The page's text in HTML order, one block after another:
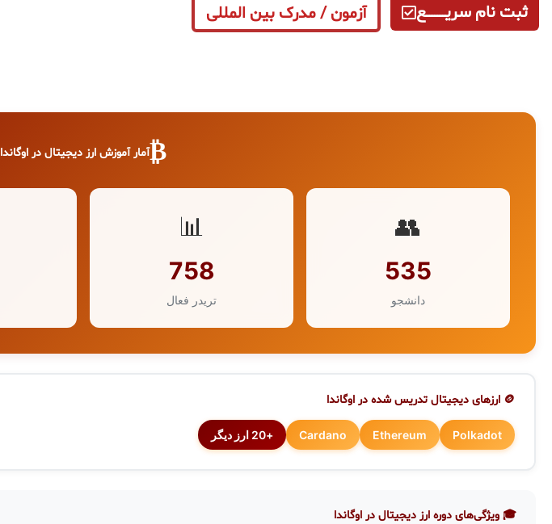
ثبت نام سریــــــــــــع آزمون / مدرک بین المللی
₿آمار آموزش ارز دیجیتال در اوگاندا
👥
535
دانشجو
📊
758
تریدر فعال
🪙 ارزهای دیجیتال تدریس شده در اوگاندا
Polkadot
Ethereum
Cardano +20 ارز دیگر
🎓 ویژگی‌های دوره ارز دیجیتال در اوگاندا